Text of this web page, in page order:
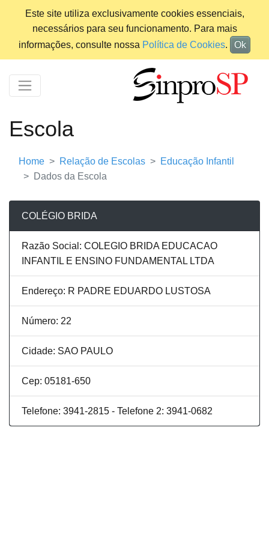
Este site utiliza exclusivamente cookies essenciais,
necessários para seu funcionamento. Para mais
informações, consulte nossa Política de Cookies. Ok
Escola
Home Relação de Escolas
Educação Infantil
Dados da Escola
COLÉGIO BRIDA
Razão Social: COLEGIO BRIDA EDUCACAO
INFANTIL E ENSINO FUNDAMENTAL LTDA
Endereço: R PADRE EDUARDO LUSTOSA
Número: 22
Cidade: SAO PAULO
Cep: 05181-650
Telefone: 3941-2815 - Telefone 2: 3941-0682